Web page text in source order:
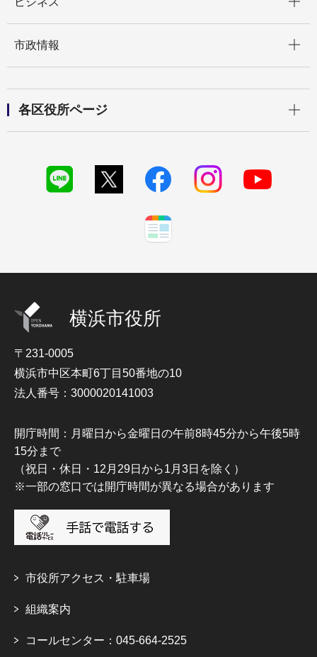
市政情報
各区役所ページ
横浜市役所
〒231-0005
横浜市中区本町6丁目50番地の10
法人番号：3000020141003
開庁時間：月曜日から金曜日の午前8時45分から午後5時
15分まで
（祝日・休日・12月29日から1月3日を除く）
※一部の窓口では開庁時間が異なる場合があります
市役所アクセス・駐車場
組織案内
コールセンター：045-664-2525